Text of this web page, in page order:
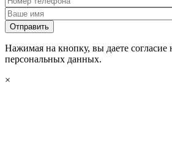
Нажимая на кнопку, вы даете согласие
персональных данных.
×